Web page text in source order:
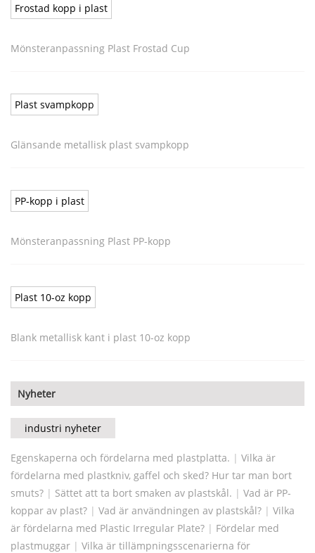
Frostad kopp i plast
Mönsteranpassning Plast Frostad Cup
Plast svampkopp
Glänsande metallisk plast svampkopp
PP-kopp i plast
Mönsteranpassning Plast PP-kopp
Plast 10-oz kopp
Blank metallisk kant i plast 10-oz kopp
Nyheter
industri nyheter
Egenskaperna och fördelarna med plastplatta. | Vilka är
fördelarna med plastkniv, gaffel och sked? Hur tar man bort
smuts? | Sättet att ta bort smaken av plastskål. | Vad är PP-
koppar av plast? | Vad är användningen av plastskål? | Vilka
är fördelarna med Plastic Irregular Plate? | Fördelar med
plastmuggar | Vilka är tillämpningsscenarierna för